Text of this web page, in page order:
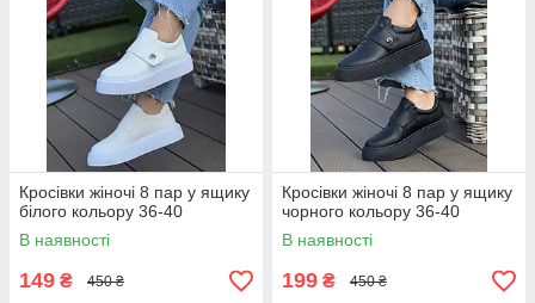
Кросівки жіночі 8 пар у ящику
білого кольору 36-40
В наявності
149 ₴ 450 ₴
Кросівки жіночі 8 пар у ящику
чорного кольору 36-40
В наявності
199 ₴ 450 ₴